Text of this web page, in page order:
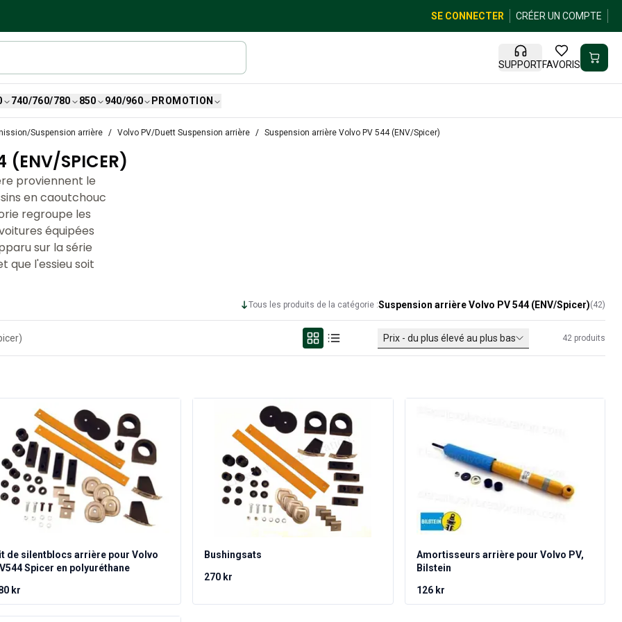
SE CONNECTER CRÉER UN COMPTE
SUPPORTFAVORIS
740/760/780 850 940/960 PROMOTION
Suspension arrière Volvo PV/Duett Suspension arrière Suspension arrière Volvo PV 544 (ENV/Spicer)
(ENV/SPICER)
proviennent le
en caoutchouc
regroupe les
équipées
sur la série
que l'essieu soit
Tous les produits de la catégorie :Suspension arrière Volvo PV 544 (ENV/Spicer)(42)
Prix - du plus élevé au plus bas 42 produits
de silentblocs arrière pour Volvo
Spicer en polyuréthane
kr
Bushingsats
270 kr
Amortisseurs arrière pour Volvo PV,
Bilstein
126 kr